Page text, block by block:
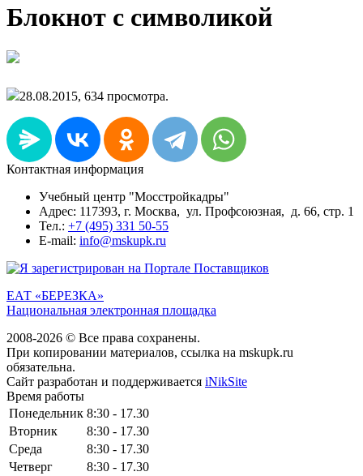
Блокнот с символикой
28.08.2015, 634 просмотра.
Контактная информация
Учебный центр "Мосстройкадры"
Адрес: 117393, г. Москва, ул. Профсоюзная, д. 66, стр. 1
Тел.: +7 (495) 331 50-55
E-mail: info@mskupk.ru
ЕАТ «БЕРЕЗКА»
Национальная электронная площадка
2008-2026 © Все права сохранены.
При копировании материалов, ссылка на mskupk.ru
обязательна.
Сайт разработан и поддерживается iNikSite
Время работы
Понедельник 8:30 - 17.30
Вторник
8:30 - 17.30
Среда
8:30 - 17.30
Четверг
8:30 - 17.30